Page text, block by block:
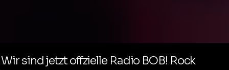
Wir sind jetzt offzielle Radio BOB! Rock